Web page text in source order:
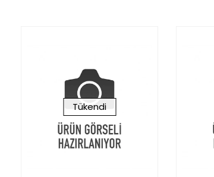
Tükendi